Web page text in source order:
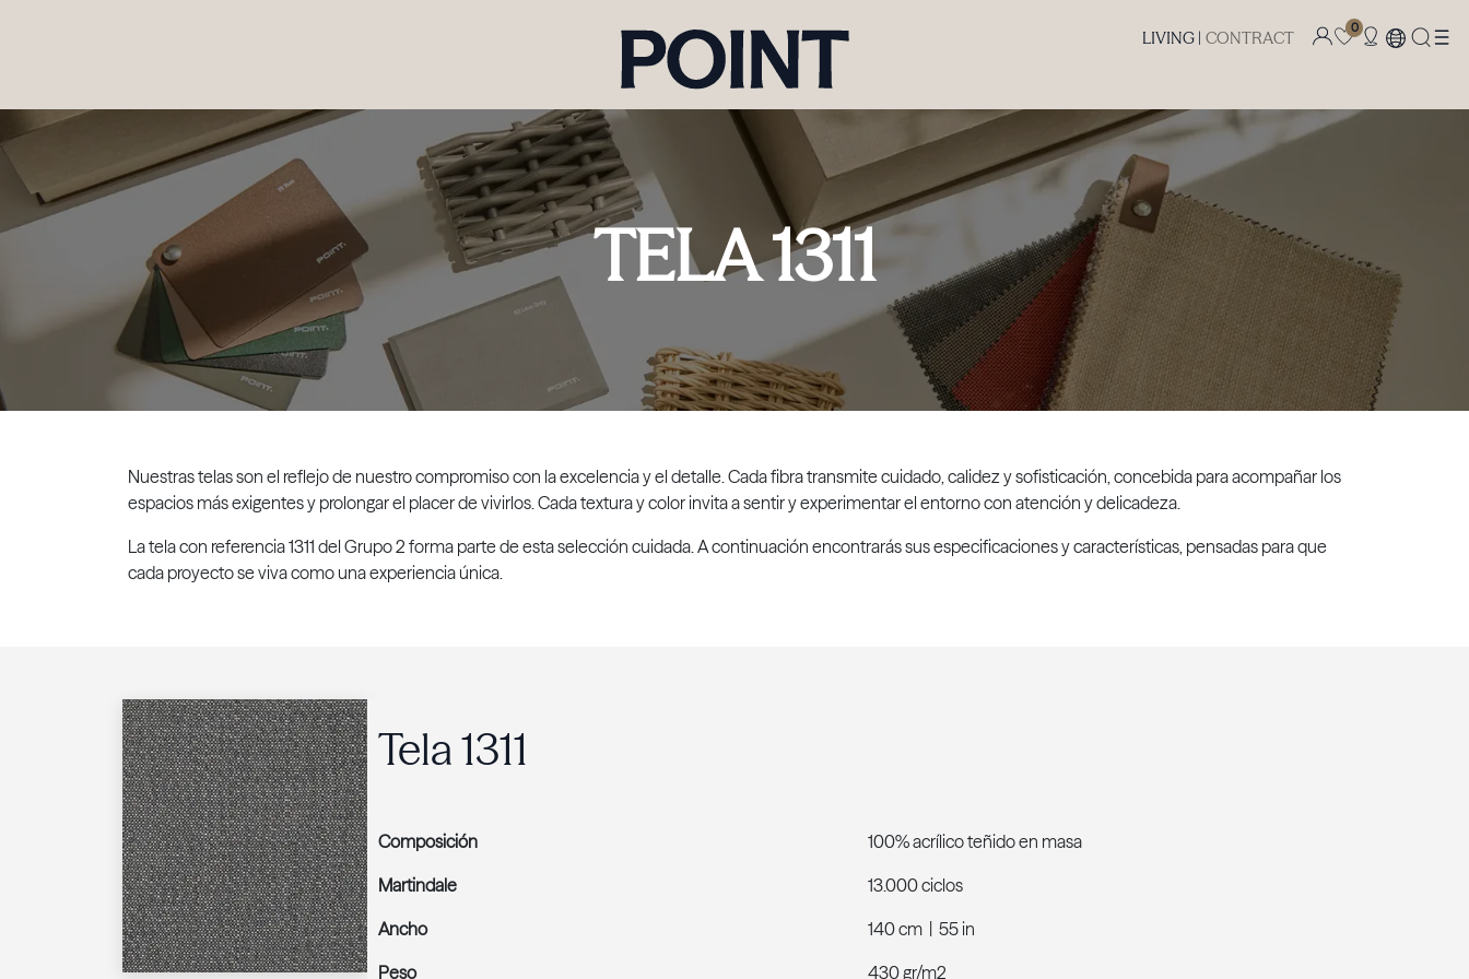
LIVING | CONTRACT
0
TELA 1311
Nuestras telas son el reflejo de nuestro compromiso con la excelencia y el detalle. Cada fibra transmite cuidado, calidez y sofisticación, concebida para acompañar los
espacios más exigentes y prolongar el placer de vivirlos. Cada textura y color invita a sentir y experimentar el entorno con atención y delicadeza.
La tela con referencia 1311 del Grupo 2 forma parte de esta selección cuidada. A continuación encontrarás sus especificaciones y características, pensadas para que
cada proyecto se viva como una experiencia única.
Tela 1311
Composición
Martindale
Ancho
Peso
100% acrílico teñido en masa
13.000 ciclos
140 cm | 55 in
430 gr/m2